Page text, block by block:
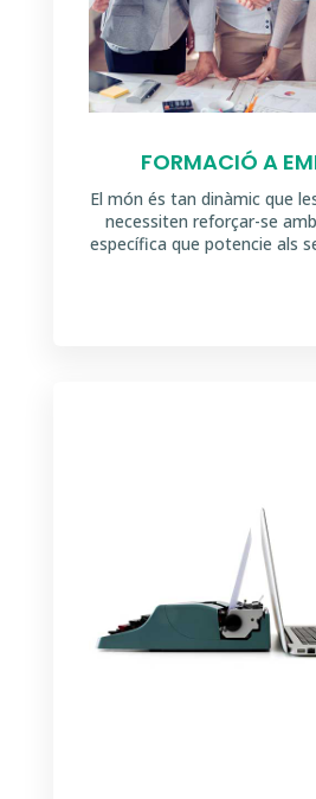
FORMACIÓ A
El món és tan dinàmic que
necessiten reforçar-se
específica que potencie als